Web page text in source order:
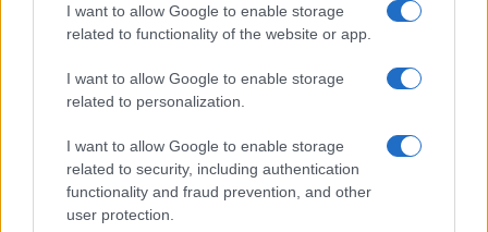
I want to allow Google to enable storage
related to functionality of the website or app.
I want to allow Google to enable storage
related to personalization.
I want to allow Google to enable storage
related to security, including authentication
functionality and fraud prevention, and other
user protection.